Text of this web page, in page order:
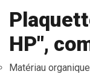
HP",
Matériau